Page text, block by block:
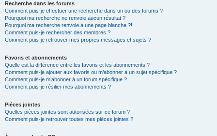
Recherche dans les forums
Comment puis-je effectuer une recherche dans un ou des forums ?
Pourquoi ma recherche ne renvoie aucun résultat ?
Pourquoi ma recherche renvoie à une page blanche ?!
Comment puis-je rechercher des membres ?
Comment puis-je retrouver mes propres messages et sujets ?
Favoris et abonnements
Quelle est la différence entre les favoris et les abonnements ?
Comment puis-je ajouter aux favoris ou m’abonner à un sujet spécifique ?
Comment puis-je m’abonner à un forum spécifique ?
Comment puis-je résilier mes abonnements ?
Pièces jointes
Quelles pièces jointes sont autorisées sur ce forum ?
Comment puis-je retrouver toutes mes pièces jointes ?